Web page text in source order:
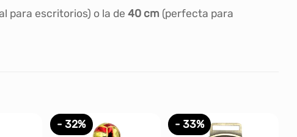
para escritorios) o la de 40 cm (perfecta para
- 32% - 33%